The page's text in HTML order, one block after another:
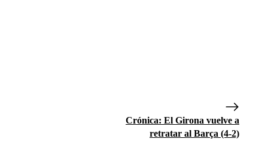
Crónica: El Girona vuelve a
retratar al Barça (4-2)